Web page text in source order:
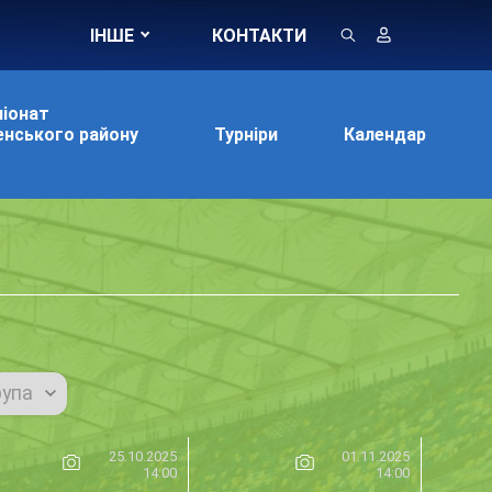
ІНШЕ КОНТАКТИ
району
Турніри Календар
25.10.2025
14:00
01.11.2025
14:00